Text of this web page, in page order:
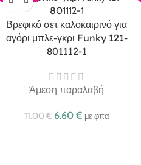
Βρεφικό σετ καλοκαιρινό για
αγόρι μπλε-γκρι Funky 121-
801112-1
Άμεση παραλαβή
11.00€ 6.60 € με φπα